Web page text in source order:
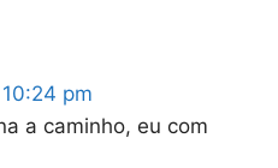
pm
a caminho, eu com